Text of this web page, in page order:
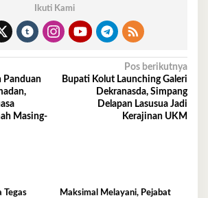
Ikuti Kami
Panduan
Masing-
Pos berikutnya
Bupati Kolut Launching Galeri
Dekranasda, Simpang
Delapan Lasusua Jadi
Kerajinan UKM
Tegas
Maksimal Melayani, Pejabat